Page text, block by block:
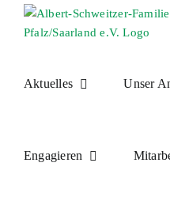
Aktuelles Unser
Engagieren